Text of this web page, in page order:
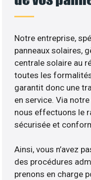
Notre entreprise,
panneaux solaires,
centrale solaire au
toutes les
garantit donc une
en service. Via
nous effectuons le
sécurisée et
Ainsi, vous n’avez
des procédures
prenons en charge